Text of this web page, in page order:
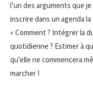
l’un des arguments que
inscrire dans un agenda
« Comment ? Intégrer la
quotidienne ? Estimer à
qu’elle ne commencera
marcher !